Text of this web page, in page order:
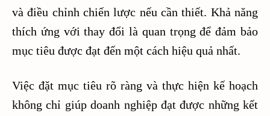
và điều chỉnh chiến lược nếu cần thiết. Khả năng
thích ứng với thay đổi là quan trọng để đảm bảo
mục tiêu được đạt đến một cách hiệu quả nhất.
Việc đặt mục tiêu rõ ràng và thực hiện kế hoạch
không chỉ giúp doanh nghiệp đạt được những kết